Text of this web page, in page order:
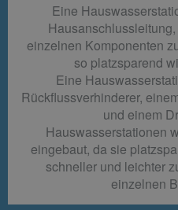
Eine
einzelnen Komponenten
so platzsparend
Eine
Rückflussverhinderer,
und einem
Hauswasserstationen
eingebaut, da sie
schneller und leichter
einzelnen